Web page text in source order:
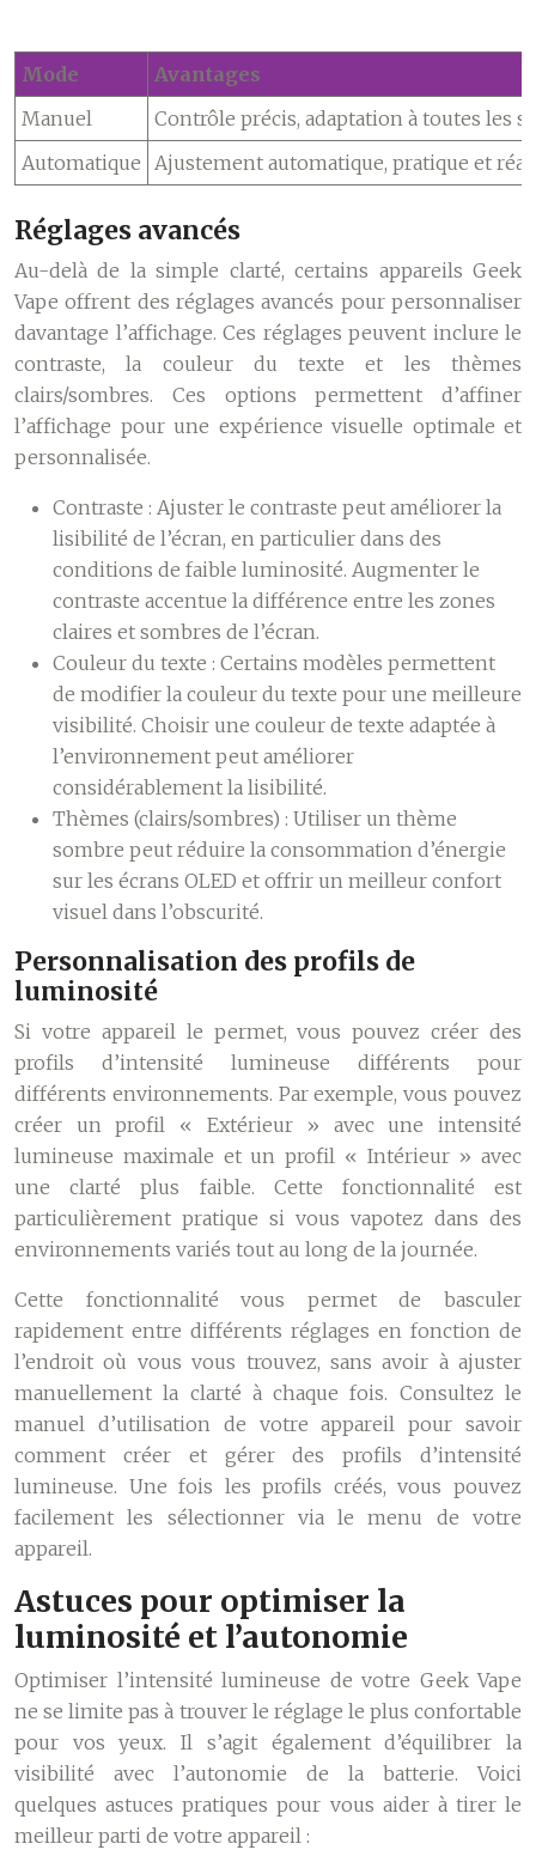
Mode
Avantages
Manuel
Contrôle précis, adaptation à toutes les
Automatique Ajustement automatique, pratique et
Réglages avancés
Au-delà de la simple clarté, certains appareils Geek
Vape offrent des réglages avancés pour personnaliser
davantage l’affichage. Ces réglages peuvent inclure le
contraste, la couleur du texte et les thèmes
clairs/sombres. Ces options permettent d’affiner
l’affichage pour une expérience visuelle optimale et
personnalisée.
Contraste : Ajuster le contraste peut améliorer la
lisibilité de l’écran, en particulier dans des
conditions de faible luminosité. Augmenter le
contraste accentue la différence entre les zones
claires et sombres de l’écran.
Couleur du texte : Certains modèles permettent
de modifier la couleur du texte pour une meilleure
visibilité. Choisir une couleur de texte adaptée à
l’environnement peut améliorer
considérablement la lisibilité.
Thèmes (clairs/sombres) : Utiliser un thème
sombre peut réduire la consommation d’énergie
sur les écrans OLED et offrir un meilleur confort
visuel dans l’obscurité.
Personnalisation des profils de
luminosité
Si votre appareil le permet, vous pouvez créer des
profils d’intensité lumineuse différents pour
différents environnements. Par exemple, vous pouvez
créer un profil « Extérieur » avec une intensité
lumineuse maximale et un profil « Intérieur » avec
une clarté plus faible. Cette fonctionnalité est
particulièrement pratique si vous vapotez dans des
environnements variés tout au long de la journée.
Cette fonctionnalité vous permet de basculer
rapidement entre différents réglages en fonction de
l’endroit où vous vous trouvez, sans avoir à ajuster
manuellement la clarté à chaque fois. Consultez le
manuel d’utilisation de votre appareil pour savoir
comment créer et gérer des profils d’intensité
lumineuse. Une fois les profils créés, vous pouvez
facilement les sélectionner via le menu de votre
appareil.
Astuces pour optimiser la
luminosité et l’autonomie
Optimiser l’intensité lumineuse de votre Geek Vape
ne se limite pas à trouver le réglage le plus confortable
pour vos yeux. Il s’agit également d’équilibrer la
visibilité avec l’autonomie de la batterie. Voici
quelques astuces pratiques pour vous aider à tirer le
meilleur parti de votre appareil :